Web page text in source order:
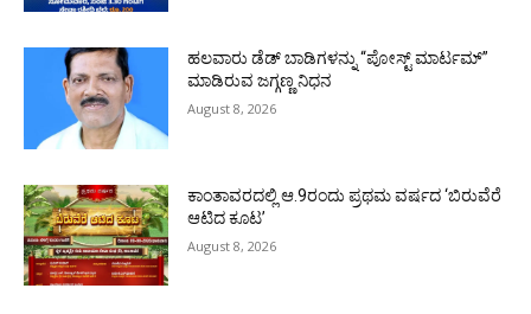
ಹಲವಾರು ಡೆಡ್ ಬಾಡಿಗಳನ್ನು “ಪೋಸ್ಟ್ ಮಾರ್ಟಮ್”
ಮಾಡಿರುವ ಜಗ್ಗಣ್ಣ ನಿಧನ
August 8, 2026
ಕಾಂತಾವರದಲ್ಲಿ ಆ.9ರಂದು ಪ್ರಥಮ ವರ್ಷದ ‘ಬಿರುವೆರೆ
ಆಟಿದ ಕೂಟ’
August 8, 2026